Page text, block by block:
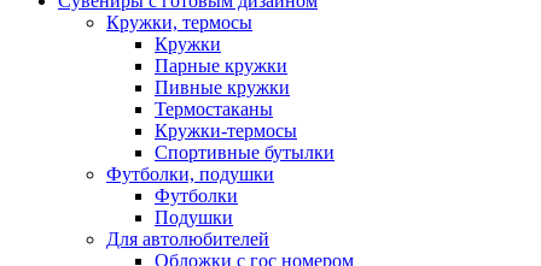
Кружки, термосы
Кружки
Парные кружки
Пивные кружки
Термостаканы
Кружки-термосы
Спортивные бутылки
Футболки, подушки
Футболки
Подушки
Для автолюбителей
Обложки с гос номером